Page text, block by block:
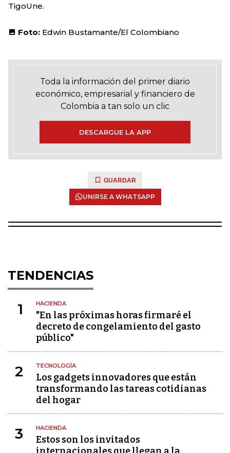
TigoUne.
Foto: Edwin Bustamante/El Colombiano
Toda la información del primer diario
económico, empresarial y financiero de
Colombia a tan solo un clic
DESCARGUE LA APP
GUARDAR
UNIRSE A WHATSAPP
TENDENCIAS
1 HACIENDA
"En las próximas horas firmaré el
decreto de congelamiento del gasto
público"
2 TECNOLOGÍA
Los gadgets innovadores que están
transformando las tareas cotidianas
del hogar
3 HACIENDA
Estos son los invitados